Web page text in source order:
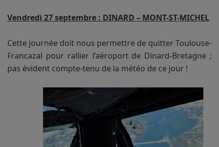
Vendredi 27 septembre : DINARD – MONT-ST-MICHEL
Cette journée doit nous permettre de quitter Toulouse-
Francazal pour rallier l’aéroport de Dinard-Bretagne ;
pas évident compte-tenu de la météo de ce jour !